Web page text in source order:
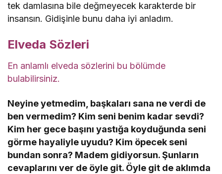
tek damlasına bile değmeyecek karakterde bir
insansın. Gidişinle bunu daha iyi anladım.
Elveda Sözleri
En anlamlı elveda sözlerini bu bölümde
bulabilirsiniz.
Neyine yetmedim, başkaları sana ne verdi de
ben vermedim? Kim seni benim kadar sevdi?
Kim her gece başını yastığa koyduğunda seni
görme hayaliyle uyudu? Kim öpecek seni
bundan sonra? Madem gidiyorsun. Şunların
cevaplarını ver de öyle git. Öyle git de aklımda